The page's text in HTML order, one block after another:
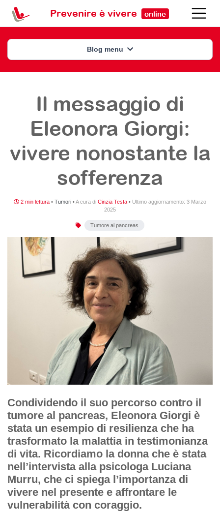
Prevenire è vivere online
Blog menu
Il messaggio di
Eleonora Giorgi:
vivere nonostante la
sofferenza
2 min lettura • Tumori •A cura di Cinzia Testa • Ultimo aggiornamento: 3 Marzo
2025
Tumore al pancreas
Condividendo il suo percorso contro il
tumore al pancreas, Eleonora Giorgi è
stata un esempio di resilienza che ha
trasformato la malattia in testimonianza
di vita. Ricordiamo la donna che è stata
nell’intervista alla psicologa Luciana
Murru, che ci spiega l’importanza di
vivere nel presente e affrontare le
vulnerabilità con coraggio.